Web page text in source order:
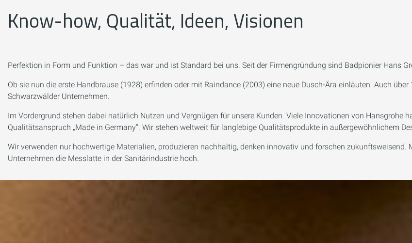
Know-how, Qualität, Ideen, Visionen
Perfektion in Form und Funktion – das war und ist Standard bei uns. Seit der Firmengründung sind Badpionier Hans
Ob sie nun die erste Handbrause (1928) erfinden oder mit Raindance (2003) eine neue Dusch-Ära einläuten. Auch
Schwarzwälder Unternehmen.
Im Vordergrund stehen dabei natürlich Nutzen und Vergnügen für unsere Kunden. Viele Innovationen von Hansgrohe
Qualitätsanspruch „Made in Germany“. Wir stehen weltweit für langlebige Qualitätsprodukte in außergewöhnlichem
Wir verwenden nur hochwertige Materialien, produzieren nachhaltig, denken innovativ und forschen
Unternehmen die Messlatte in der Sanitärindustrie hoch.